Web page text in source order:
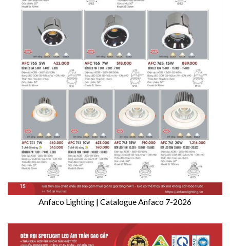
Anfaco Lighting | Catalogue Anfaco 7-2026